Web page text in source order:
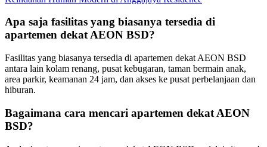
Apa saja fasilitas yang biasanya tersedia di
apartemen dekat AEON BSD?
Fasilitas yang biasanya tersedia di apartemen dekat AEON BSD
antara lain kolam renang, pusat kebugaran, taman bermain anak,
area parkir, keamanan 24 jam, dan akses ke pusat perbelanjaan dan
hiburan.
Bagaimana cara mencari apartemen dekat AEON
BSD?